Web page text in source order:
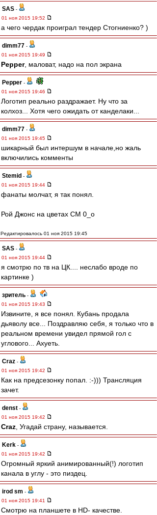
SAS -
01 ноя 2015 19:52
а чего чердак проиграл тендер Стогниенко? )
dimm77 -
01 ноя 2015 19:49
Pepper, маловат, надо на пол экрана
Pepper -
01 ноя 2015 19:46
Логотип реально раздражает. Ну что за
колхоз... Хотя чего ожидать от канделаки...
dimm77 -
01 ноя 2015 19:45
шикарный был интершум в начале,но жаль
включились комменты
Stemid -
01 ноя 2015 19:44
фанаты молчат, я так понял.
Рой Джонс на цветах СМ 0_о
Редактировалось 01 ноя 2015 19:45
SAS -
01 ноя 2015 19:44
я смотрю по тв на ЦК.... неслабо вроде по
картинке )
зpитель -
01 ноя 2015 19:43
Извините, я все понял. Кубань продала
дьяволу все... Поздравляю себя, я только что в
реальном времени увидел прямой гол с
углового... Ахуеть.
Craz -
01 ноя 2015 19:42
Как на предсезонку попал. :-))) Трансляция
зачет.
denst -
01 ноя 2015 19:42
Craz , Угадай страну, называется.
Kerk -
01 ноя 2015 19:42
Огромный яркий анимированный(!) логотип
канала в углу - это пиздец.
irod sm -
01 ноя 2015 19:41
Смотрю на планшете в HD- качестве.